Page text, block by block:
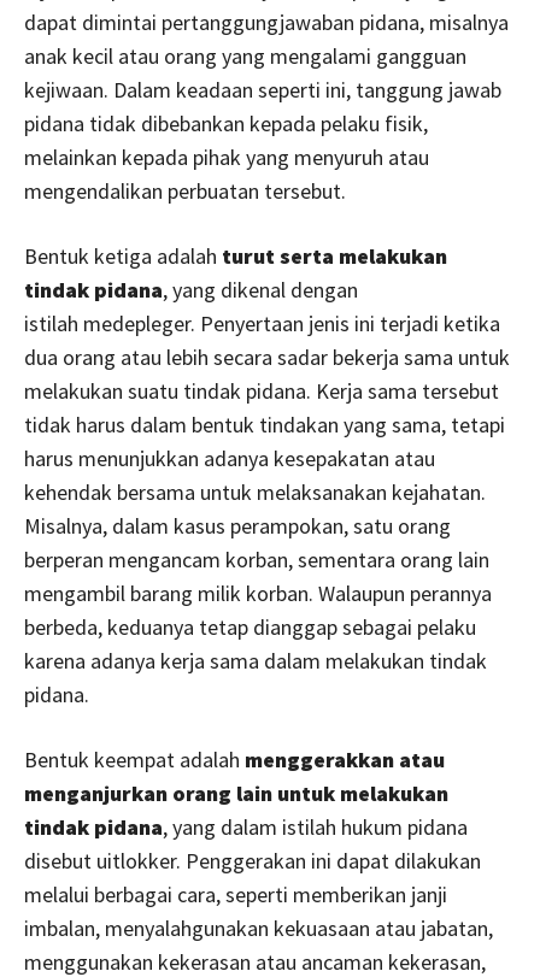
dapat dimintai pertanggungjawaban pidana, misalnya
anak kecil atau orang yang mengalami gangguan
kejiwaan. Dalam keadaan seperti ini, tanggung jawab
pidana tidak dibebankan kepada pelaku fisik,
melainkan kepada pihak yang menyuruh atau
mengendalikan perbuatan tersebut.
Bentuk ketiga adalah turut serta melakukan
tindak pidana, yang dikenal dengan
istilah medepleger. Penyertaan jenis ini terjadi ketika
dua orang atau lebih secara sadar bekerja sama untuk
melakukan suatu tindak pidana. Kerja sama tersebut
tidak harus dalam bentuk tindakan yang sama, tetapi
harus menunjukkan adanya kesepakatan atau
kehendak bersama untuk melaksanakan kejahatan.
Misalnya, dalam kasus perampokan, satu orang
berperan mengancam korban, sementara orang lain
mengambil barang milik korban. Walaupun perannya
berbeda, keduanya tetap dianggap sebagai pelaku
karena adanya kerja sama dalam melakukan tindak
pidana.
Bentuk keempat adalah menggerakkan atau
menganjurkan orang lain untuk melakukan
tindak pidana, yang dalam istilah hukum pidana
disebut uitlokker. Penggerakan ini dapat dilakukan
melalui berbagai cara, seperti memberikan janji
imbalan, menyalahgunakan kekuasaan atau jabatan,
menggunakan kekerasan atau ancaman kekerasan,